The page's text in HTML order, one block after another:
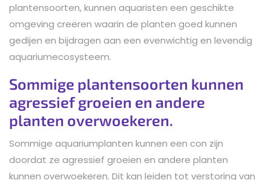
plantensoorten, kunnen aquaristen een geschikte
omgeving creëren waarin de planten goed kunnen
gedijen en bijdragen aan een evenwichtig en levendig
aquariumecosysteem.
Sommige plantensoorten kunnen
agressief groeien en andere
planten overwoekeren.
Sommige aquariumplanten kunnen een con zijn
doordat ze agressief groeien en andere planten
kunnen overwoekeren. Dit kan leiden tot verstoring van